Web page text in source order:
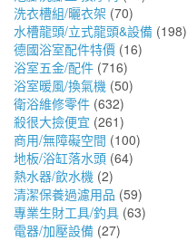
洗衣槽組/曬衣架 (70)
水槽龍頭/立式龍頭&設備 (198)
德國浴室配件特價 (16)
浴室五金/配件 (716)
浴室暖風/換氣機 (50)
衛浴維修零件 (632)
殺很大撿便宜 (261)
商用/無障礙空間 (100)
地板/浴缸落水頭 (64)
熱水器/飲水機 (2)
清潔保養過濾用品 (59)
專業生財工具/釣具 (63)
電器/加壓設備 (27)